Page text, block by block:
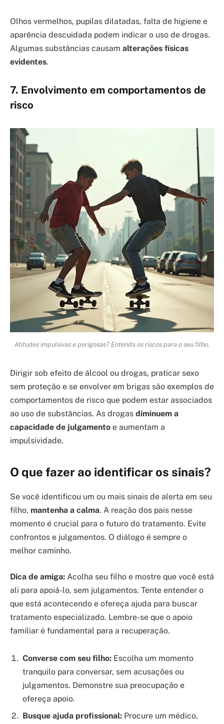
Olhos vermelhos, pupilas dilatadas, falta de higiene e
aparência descuidada podem indicar o uso de drogas.
Algumas substâncias causam alterações físicas
evidentes.
7. Envolvimento em comportamentos de
risco
Atitudes impulsivas e perigosas? Entenda os riscos para o seu filho.
Dirigir sob efeito de álcool ou drogas, praticar sexo
sem proteção e se envolver em brigas são exemplos de
comportamentos de risco que podem estar associados
ao uso de substâncias. As drogas diminuem a
capacidade de julgamento e aumentam a
impulsividade.
O que fazer ao identificar os sinais?
Se você identificou um ou mais sinais de alerta em seu
filho, mantenha a calma. A reação dos pais nesse
momento é crucial para o futuro do tratamento. Evite
confrontos e julgamentos. O diálogo é sempre o
melhor caminho.
Dica de amiga: Acolha seu filho e mostre que você está
ali para apoiá-lo, sem julgamentos. Tente entender o
que está acontecendo e ofereça ajuda para buscar
tratamento especializado. Lembre-se que o apoio
familiar é fundamental para a recuperação.
Converse com seu filho: Escolha um momento
tranquilo para conversar, sem acusações ou
julgamentos. Demonstre sua preocupação e
ofereça apoio.
Busque ajuda profissional: Procure um médico,